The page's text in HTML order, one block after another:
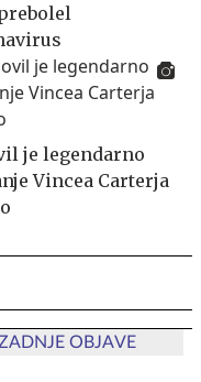
je legendarno
Vincea Carterja
OBJAVE